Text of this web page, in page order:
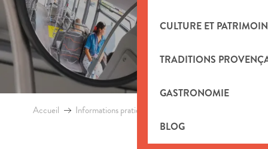
CULTURE ET
TRADITIONS
GASTRONOMIE
BLOG
Accueil Informations pratiques